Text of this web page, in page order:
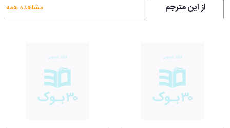
از این مترجم مشاهده همه